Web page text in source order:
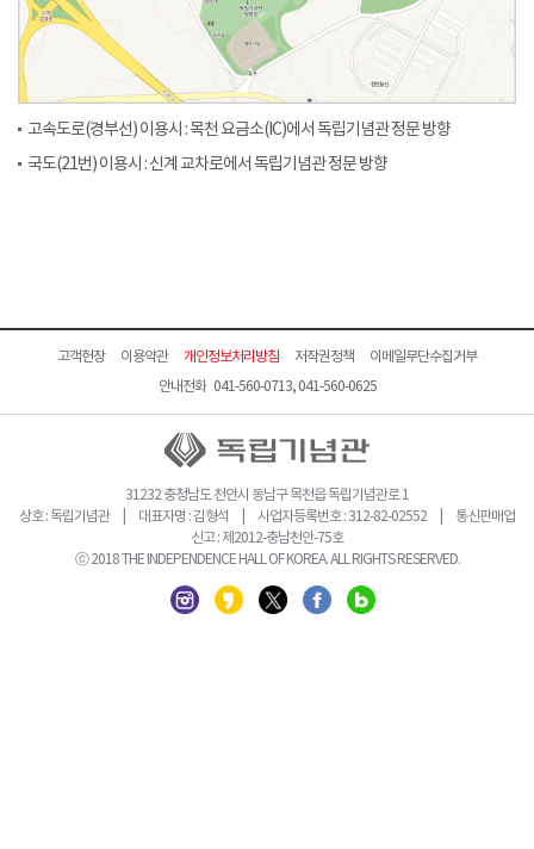
고속도로(경부선) 이용시 : 목천 요금소(IC)에서 독립기념관 정문 방향
국도(21번) 이용시 : 신계 교차로에서 독립기념관 정문 방향
고객헌장 이용약관 개인정보처리방침 저작권정책
이메일무단수집거부
안내전화 041-560-0713, 041-560-0625
31232 충청남도 천안시 동남구 목천읍 독립기념관로 1
상호 : 독립기념관 | 대표자명 : 김형석 | 사업자등록번호 : 312-82-02552 | 통신판매업
신고 : 제2012-충남천안-75호
ⓒ 2018 THE INDEPENDENCE HALL OF KOREA. ALL RIGHTS RESERVED.